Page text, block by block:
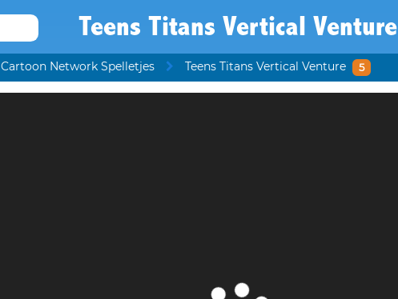
Teens Titans Vertical Venture
Cartoon Network Spelletjes Teens Titans Vertical Venture 5